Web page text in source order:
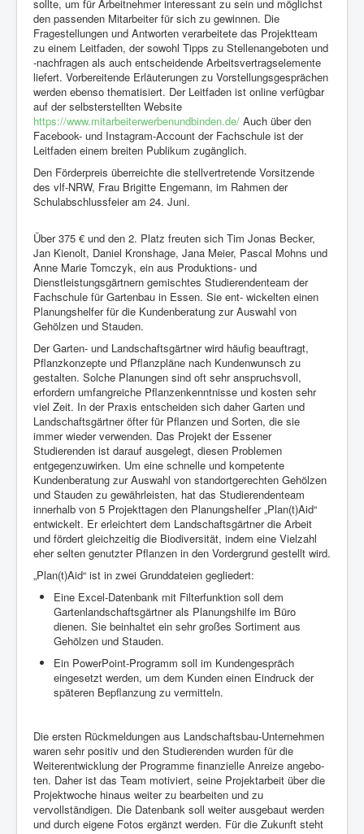
sollte, um für Arbeitnehmer interessant zu sein und möglichst
den passenden Mitarbeiter für sich zu gewinnen. Die
Fragestellungen und Antworten verarbeitete das Projektteam
zu einem Leitfaden, der sowohl Tipps zu Stellenangeboten und
-nachfragen als auch entscheidende Arbeitsvertragselemente
liefert. Vorbereitende Erläuterungen zu Vorstellungsgesprächen
werden ebenso thematisiert. Der Leitfaden ist online verfügbar
auf der selbsterstellten Website
https://www.mitarbeiterwerbenundbinden.de/ Auch über den
Facebook- und Instagram-Account der Fachschule ist der
Leitfaden einem breiten Publikum zugänglich.
Den Förderpreis überreichte die stellvertretende Vorsitzende
des vlf-NRW, Frau Brigitte Engemann, im Rahmen der
Schulabschlussfeier am 24. Juni.
Über 375 € und den 2. Platz freuten sich Tim Jonas Becker,
Jan Kienolt, Daniel Kronshage, Jana Meier, Pascal Mohns und
Anne Marie Tomczyk, ein aus Produktions- und
Dienstleistungsgärtnern gemischtes Studierendenteam der
Fachschule für Gartenbau in Essen. Sie ent- wickelten einen
Planungshelfer für die Kundenberatung zur Auswahl von
Gehölzen und Stauden.
Der Garten- und Landschaftsgärtner wird häufig beauftragt,
Pflanzkonzepte und Pflanzpläne nach Kundenwunsch zu
gestalten. Solche Planungen sind oft sehr anspruchsvoll,
erfordern umfangreiche Pflanzenkenntnisse und kosten sehr
viel Zeit. In der Praxis entscheiden sich daher Garten und
Landschaftsgärtner öfter für Pflanzen und Sorten, die sie
immer wieder verwenden. Das Projekt der Essener
Studierenden ist darauf ausgelegt, diesen Problemen
entgegenzuwirken. Um eine schnelle und kompetente
Kundenberatung zur Auswahl von standortgerechten Gehölzen
und Stauden zu gewährleisten, hat das Studierendenteam
innerhalb von 5 Projekttagen den Planungshelfer „Plan(t)Aid“
entwickelt. Er erleichtert dem Landschaftsgärtner die Arbeit
und fördert gleichzeitig die Biodiversität, indem eine Vielzahl
eher selten genutzter Pflanzen in den Vordergrund gestellt wird.
„Plan(t)Aid“ ist in zwei Grunddateien gegliedert:
Eine Excel-Datenbank mit Filterfunktion soll dem
Gartenlandschaftsgärtner als Planungshilfe im Büro
dienen. Sie beinhaltet ein sehr großes Sortiment aus
Gehölzen und Stauden.
Ein PowerPoint-Programm soll im Kundengespräch
eingesetzt werden, um dem Kunden einen Eindruck der
späteren Bepflanzung zu vermitteln.
Die ersten Rückmeldungen aus Landschaftsbau-Unternehmen
waren sehr positiv und den Studierenden wurden für die
Weiterentwicklung der Programme finanzielle Anreize angebo-
ten. Daher ist das Team motiviert, seine Projektarbeit über die
Projektwoche hinaus weiter zu bearbeiten und zu
vervollständigen. Die Datenbank soll weiter ausgebaut werden
und durch eigene Fotos ergänzt werden. Für die Zukunft steht